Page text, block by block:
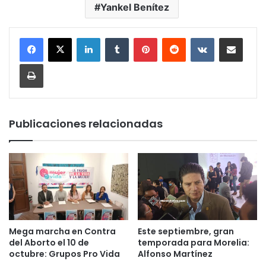
Yankel Benítez
LinkedInTumblr PinterestReddit VKontakteCompartir por
Imprimir
Publicaciones relacionadas
Mega marcha en Contra
del Aborto el 10 de
octubre: Grupos Pro Vida
Este septiembre, gran
temporada para Morelia:
Alfonso Martínez